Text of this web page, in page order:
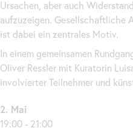
Ursachen, aber auch
aufzuzeigen. Gesellschaftliche
ist dabei ein zentrales Motiv.
In einem gemeinsamen
Oliver Ressler mit Kuratorin
involvierter Teilnehmer und
2. Mai
19:00 - 21:00